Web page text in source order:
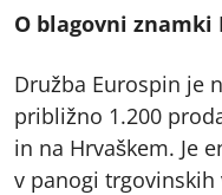
O blagovni znamki
Družba Eurospin je
približno 1.200
in na Hrvaškem. Je
v panogi